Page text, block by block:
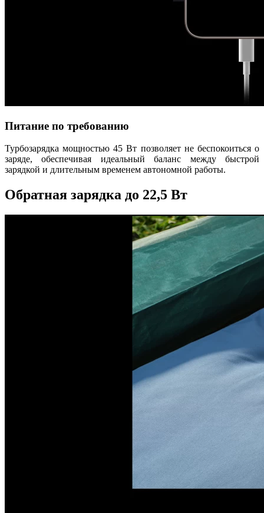
Питание по требованию
Турбозарядка мощностью 45 Вт позволяет не беспокоиться о
заряде, обеспечивая идеальный баланс между быстрой
зарядкой и длительным временем автономной работы.
Обратная зарядка до 22,5 Вт